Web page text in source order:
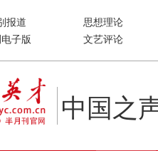
报道 思想理论
子版
文艺评论
中国之